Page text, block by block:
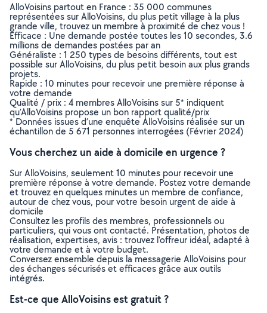
AlloVoisins partout en France : 35 000 communes
représentées sur AlloVoisins, du plus petit village à la plus
grande ville, trouvez un membre à proximité de chez vous !
Efficace : Une demande postée toutes les 10 secondes, 3.6
millions de demandes postées par an
Généraliste : 1 250 types de besoins différents, tout est
possible sur AlloVoisins, du plus petit besoin aux plus grands
projets.
Rapide : 10 minutes pour recevoir une première réponse à
votre demande
Qualité / prix : 4 membres AlloVoisins sur 5* indiquent
qu’AlloVoisins propose un bon rapport qualité/prix
* Données issues d’une enquête AlloVoisins réalisée sur un
échantillon de 5 671 personnes interrogées (Février 2024)
Vous cherchez un aide à domicile en urgence ?
Sur AlloVoisins, seulement 10 minutes pour recevoir une
première réponse à votre demande. Postez votre demande
et trouvez en quelques minutes un membre de confiance,
autour de chez vous, pour votre besoin urgent de aide à
domicile
Consultez les profils des membres, professionnels ou
particuliers, qui vous ont contacté. Présentation, photos de
réalisation, expertises, avis : trouvez l'offreur idéal, adapté à
votre demande et à votre budget.
Conversez ensemble depuis la messagerie AlloVoisins pour
des échanges sécurisés et efficaces grâce aux outils
intégrés.
Est-ce que AlloVoisins est gratuit ?